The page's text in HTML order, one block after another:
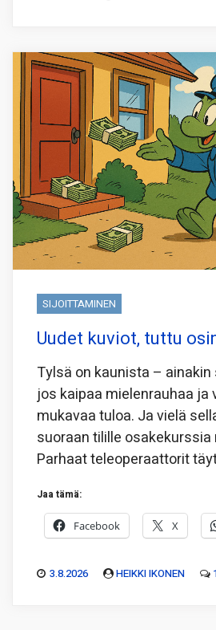
SIJOITTAMINEN
Uudet kuviot, tuttu
Tylsä on kaunista –
jos kaipaa mielenrauhaa ja
mukavaa tuloa. Ja vielä
suoraan tilille
Parhaat teleoperaattorit
Jaa tämä:
Facebook X
3.8.2026 HEIKKI IKONEN